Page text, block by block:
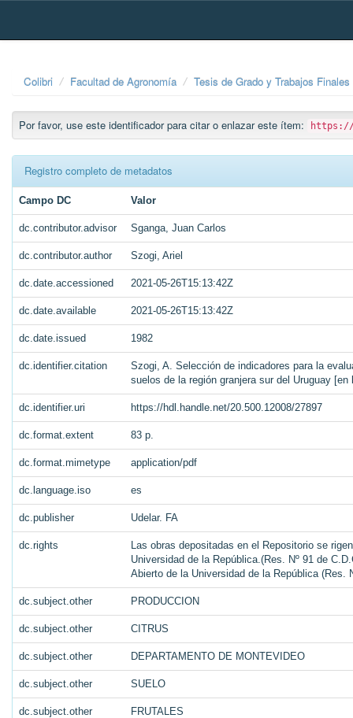
Skip
Colibri Facultad de Agronomía Tesis de Grado y Trabajos Finales
Por favor, use este identificador para citar o enlazar este ítem: https://
Registro completo de metadatos
Campo DC Valor
dc.contributor.advisor Sganga, Juan Carlos
dc.contributor.author Szogi, Ariel
dc.date.accessioned 2021-05-26T15:13:42Z
dc.date.available 2021-05-26T15:13:42Z
dc.date.issued 1982
dc.identifier.citation
Szogi, A. Selección de indicadores para la
suelos de la región granjera sur del Uruguay
dc.identifier.uri https://hdl.handle.net/20.500.12008/27897
dc.format.extent 83 p.
dc.format.mimetype application/pdf
dc.language.iso es
dc.publisher Udelar. FA
dc.rights
Las obras depositadas en el Repositorio se
Universidad de la República.(Res. Nº 91 de
Abierto de la Universidad de la República (Res.
dc.subject.other PRODUCCION
dc.subject.other CITRUS
dc.subject.other DEPARTAMENTO DE MONTEVIDEO
dc.subject.other SUELO
dc.subject.other FRUTALES